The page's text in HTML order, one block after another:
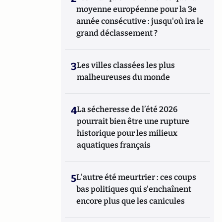
moyenne européenne pour la 3e
année consécutive : jusqu'où ira le
grand déclassement ?
3Les villes classées les plus
malheureuses du monde
4La sécheresse de l’été 2026
pourrait bien être une rupture
historique pour les milieux
aquatiques français
5L'autre été meurtrier : ces coups
bas politiques qui s'enchaînent
encore plus que les canicules